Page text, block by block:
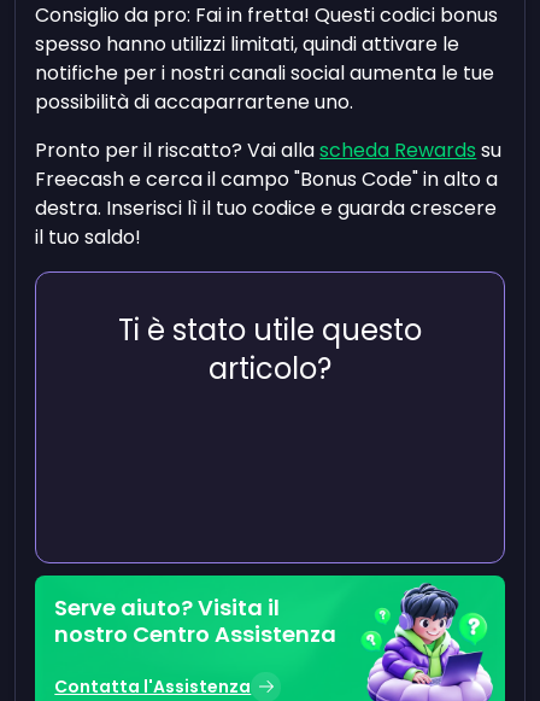
Consiglio da pro: Fai in fretta! Questi codici bonus
spesso hanno utilizzi limitati, quindi attivare le
notifiche per i nostri canali social aumenta le tue
possibilità di accaparrartene uno.
Pronto per il riscatto? Vai allascheda Rewards su
Freecash e cerca il campo "Bonus Code" in alto a
destra. Inserisci lì il tuo codice e guarda crescere
il tuo saldo!
Ti è stato utile questo
articolo?
Serve aiuto? Visita il
nostro Centro Assistenza
Contatta l'Assistenza